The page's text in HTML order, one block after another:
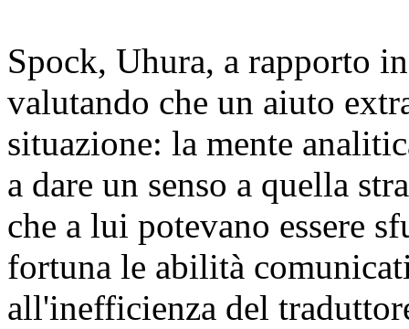
Spock, Uhura, a rapporto
valutando che un aiuto
situazione: la mente
a dare un senso a quella
che a lui potevano essere
fortuna le abilità
all'inefficienza del